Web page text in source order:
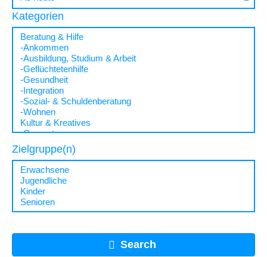
Kategorien
Zielgruppe(n)
Search